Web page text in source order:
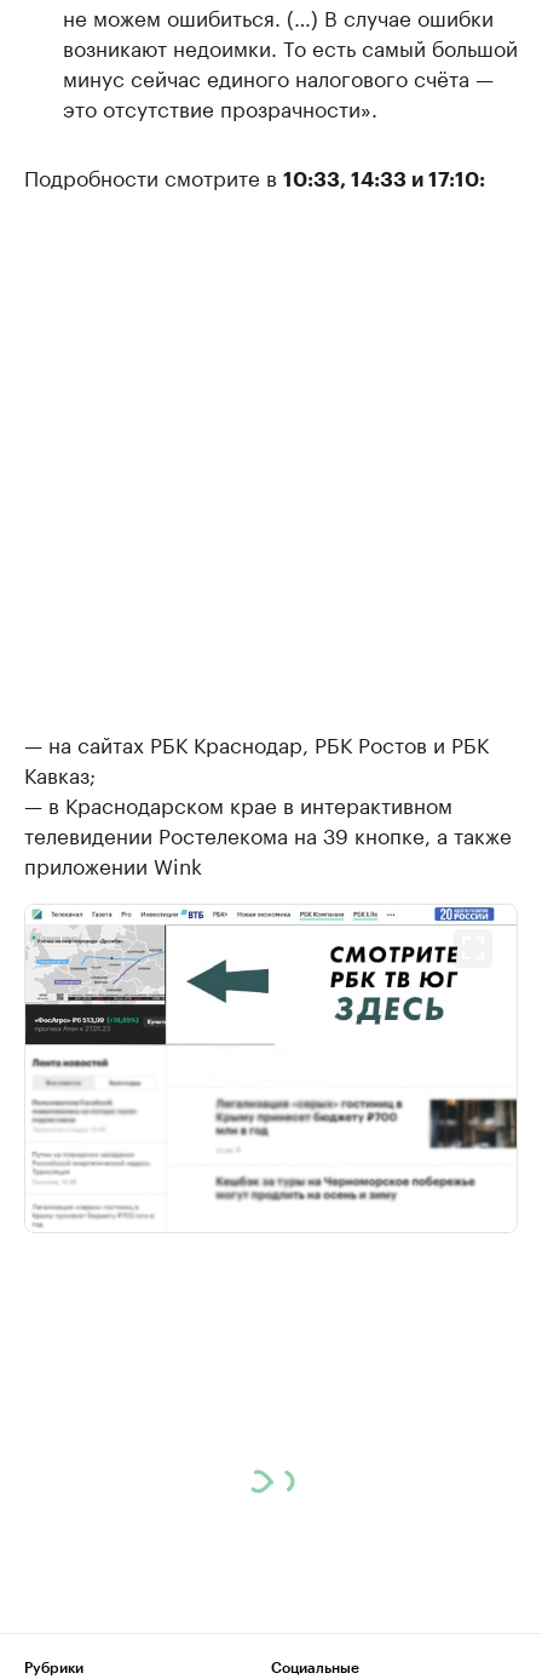
не можем ошибиться. (…) В случае ошибки
возникают недоимки. То есть самый большой
минус сейчас единого налогового счёта —
это отсутствие прозрачности».
Подробности смотрите в 10:33, 14:33 и 17:10:
— на сайтах РБК Краснодар, РБК Ростов и РБК
Кавказ;
— в Краснодарском крае в интерактивном
телевидении Ростелекома на 39 кнопке, а также
приложении Wink
Рубрики
Социальные